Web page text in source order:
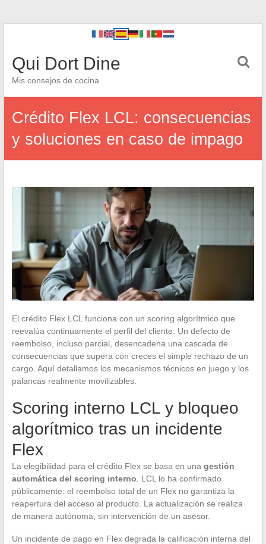
Qui Dort Dine
Mis consejos de cocina
Crédito Flex LCL: consecuencias
y soluciones en caso de impago
El crédito Flex LCL funciona con un scoring algorítmico que
reevalúa continuamente el perfil del cliente. Un defecto de
reembolso, incluso parcial, desencadena una cascada de
consecuencias que supera con creces el simple rechazo de un
cargo. Aquí detallamos los mecanismos técnicos en juego y los
palancas realmente movilizables.
Scoring interno LCL y bloqueo
algorítmico tras un incidente
Flex
La elegibilidad para el crédito Flex se basa en una gestión
automática del scoring interno . LCL lo ha confirmado
públicamente: el reembolso total de un Flex no garantiza la
reapertura del acceso al producto. La actualización se realiza
de manera autónoma, sin intervención de un asesor.
Un incidente de pago en Flex degrada la calificación interna del